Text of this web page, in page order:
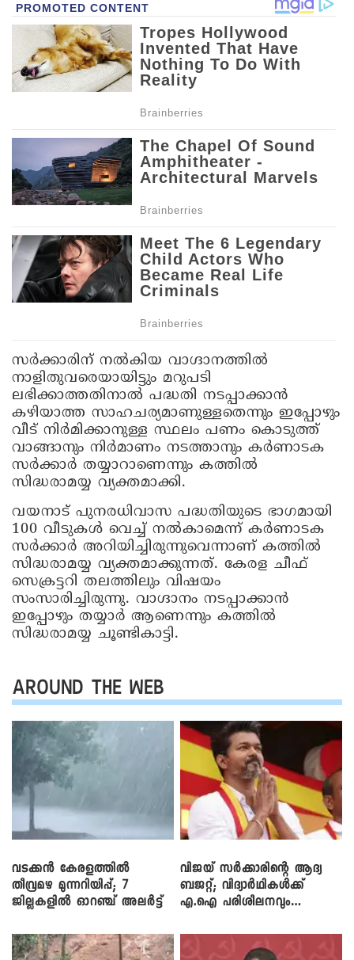
സര്‍ക്കാരിന് നൽകിയ വാഗ്ദാനത്തിൽ
നാളിതുവരെയായിട്ടും മറുപടി
ലഭിക്കാത്തതിനാൽ പദ്ധതി നടപ്പാക്കാൻ
കഴിയാത്ത സാഹചര്യമാണുള്ളതെന്നും ഇപ്പോഴും
വീട് നിര്‍മിക്കാനുള്ള സ്ഥലം പണം കൊടുത്ത്
വാങ്ങാനും നിര്‍മാണം നടത്താനും കര്‍ണാടക
സര്‍ക്കാര്‍ തയ്യാറാണെന്നും കത്തിൽ
സിദ്ധരാമയ്യ വ്യക്തമാക്കി.
വയനാട് പുനരധിവാസ പദ്ധതിയുടെ ഭാഗമായി
100 വീടുകള്‍ വെച്ച് നൽകാമെന്ന് കര്‍ണാടക
സര്‍ക്കാര്‍ അറിയിച്ചിരുന്നുവെന്നാണ് കത്തിൽ
സിദ്ധരാമയ്യ വ്യക്തമാക്കുന്നത്. കേരള ചീഫ്
സെക്രട്ടറി തലത്തിലും വിഷയം
സംസാരിച്ചിരുന്നു. വാഗ്ദാനം നടപ്പാക്കാൻ
ഇപ്പോഴും തയ്യാര്‍ ആണെന്നും കത്തിൽ
സിദ്ധരാമയ്യ ചൂണ്ടികാട്ടി.
AROUND THE WEB
വടക്കൻ കേരളത്തിൽ
തീവ്രമഴ മുന്നറിയിപ്പ്; 7
ജില്ലകളിൽ ഓറഞ്ച് അലർട്ട്
വിജയ് സർക്കാരിന്റെ ആദ്യ
ബജറ്റ്; വിദ്യാർഥികൾക്ക്
എ.ഐ പരിശീലനവും